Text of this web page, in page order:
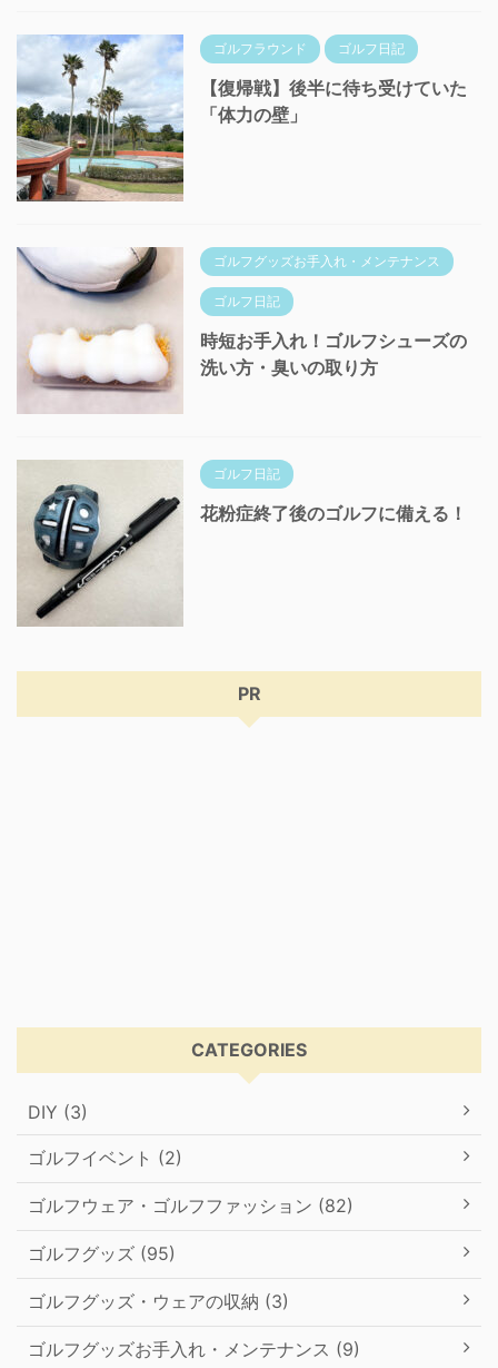
ゴルフラウンド ゴルフ日記
【復帰戦】後半に待ち受けていた
「体力の壁」
ゴルフグッズお手入れ・メンテナンス
ゴルフ日記
時短お手入れ！ゴルフシューズの
洗い方・臭いの取り方
ゴルフ日記
花粉症終了後のゴルフに備える！
PR
CATEGORIES
DIY (3)
ゴルフイベント (2)
ゴルフウェア・ゴルフファッション (82)
ゴルフグッズ (95)
ゴルフグッズ・ウェアの収納 (3)
ゴルフグッズお手入れ・メンテナンス (9)